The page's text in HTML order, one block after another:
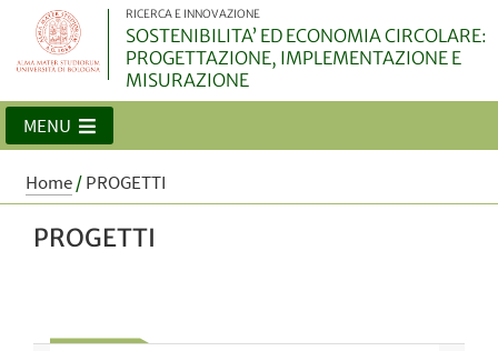
RICERCA E INNOVAZIONE
SOSTENIBILITA’ ED ECONOMIA CIRCOLARE:
PROGETTAZIONE, IMPLEMENTAZIONE E
MISURAZIONE
MENU
Home/PROGETTI
PROGETTI